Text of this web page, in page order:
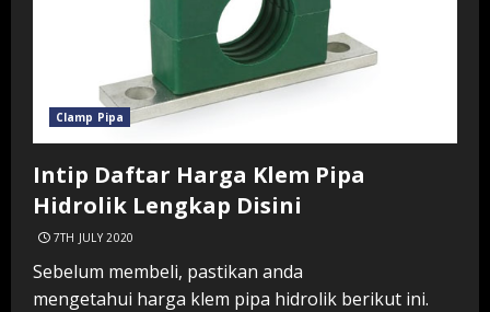
Clamp Pipa
Intip Daftar Harga Klem Pipa
Hidrolik Lengkap Disini
7TH JULY 2020
Sebelum membeli, pastikan anda
mengetahui harga klem pipa hidrolik berikut ini.